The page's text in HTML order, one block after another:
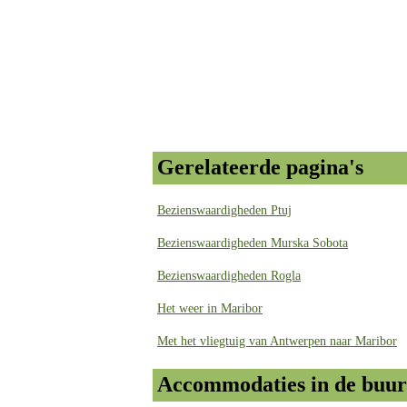
Gerelateerde pagina's
Bezienswaardigheden Ptuj
Bezienswaardigheden Murska Sobota
Bezienswaardigheden Rogla
Het weer in Maribor
Met het vliegtuig van Antwerpen naar Maribor
Accommodaties in de